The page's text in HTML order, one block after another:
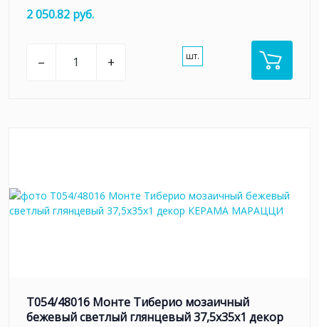
2 050.82 руб.
– + шт.
T054/48016 Монте Тиберио мозаичный
бежевый светлый глянцевый 37,5x35x1 декор